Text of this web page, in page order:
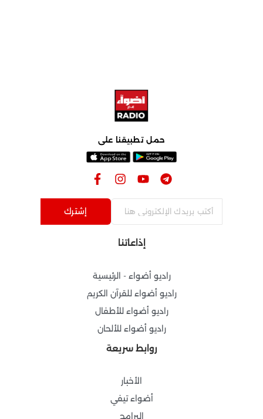
حمل تطبيقنا على
T
e
l
e
g
Y
o
u
t
u
e
I
n
s
a
r
m
F
a
c
b
-
f
إشترك
إذاعاتنا
راديو أضواء - الرئيسية
راديو أضواء للقرآن الكريم
راديو أضواء للأطفال
راديو أضواء للألحان
روابط سريعة
الأخبار
أضواء تيفي
البرامج